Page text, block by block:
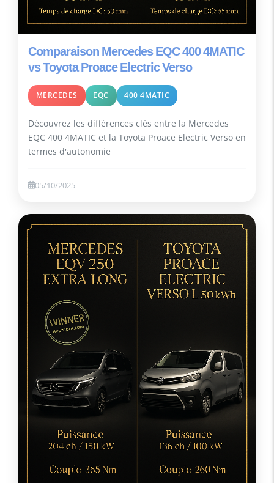
Comparaison Mercedes EQC 400 4MATIC
vs Toyota Proace Electric Verso
MERCEDES EQC 400 4MATIC
Découvrez les différences clés entre la Mercedes
EQC 400 4MATIC et la Toyota Proace Electric Verso en
termes d'autonomie
05/10/2025